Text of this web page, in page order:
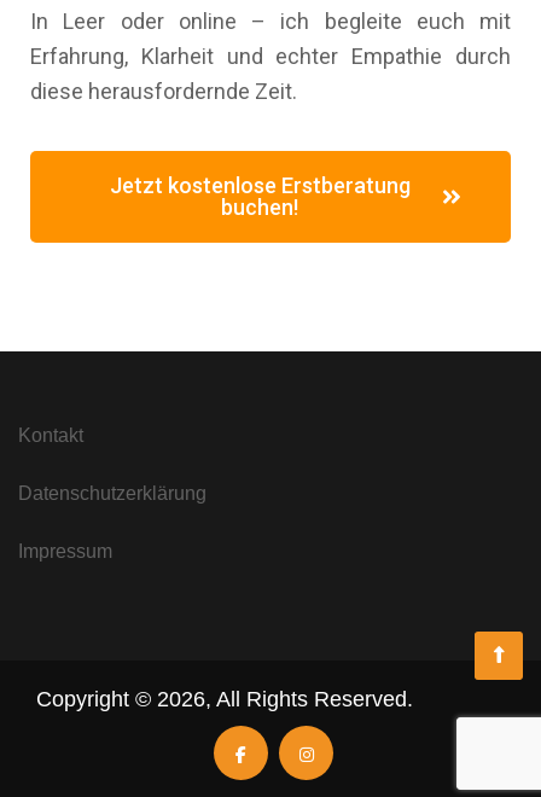
In Leer oder online – ich begleite euch mit
Erfahrung, Klarheit und echter Empathie durch
diese herausfordernde Zeit.
Jetzt kostenlose Erstberatung
buchen!
Kontakt
Datenschutzerklärung
Impressum
Copyright © 2026, All Rights Reserved.